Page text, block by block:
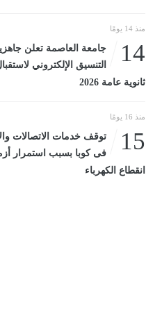
منذ 14 يومًا
14
جامعة العاصمة تعلن
التنسيق الإلكتروني
ثانوية عامة 2026
منذ 16 يومًا
15
توقف خدمات الاتصالات
فى كوبا بسبب استمرار
انقطاع الكهرباء